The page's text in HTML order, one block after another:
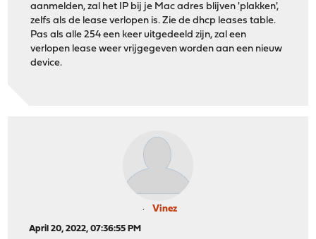
aanmelden, zal het IP bij je Mac adres blijven 'plakken',
zelfs als de lease verlopen is. Zie de dhcp leases table.
Pas als alle 254 een keer uitgedeeld zijn, zal een
verlopen lease weer vrijgegeven worden aan een nieuw
device.
Vinez
April 20, 2022, 07:36:55 PM